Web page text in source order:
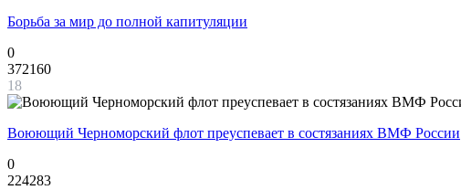
Борьба за мир до полной капитуляции
0
372160
18
Воюющий Черноморский флот преуспевает в состязаниях ВМФ России
0
224283